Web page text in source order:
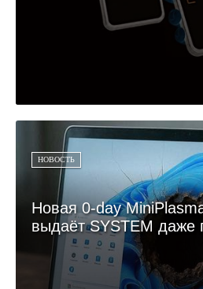
НОВОСТЬ
Новая 0-day
выдаёт SYSTEM даже